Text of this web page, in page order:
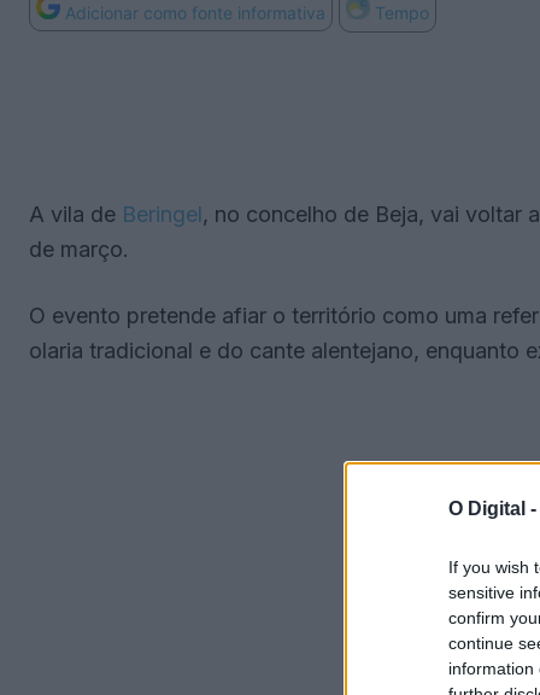
O Digital -
If you wish
sensitive
confirm
continue
information
Adicionar como fonte informativa Tempo
A vila de Beringel, no concelho de Beja, vai voltar
de março.
O evento pretende afiar o território como uma
olaria tradicional e do cante alentejano, enquanto